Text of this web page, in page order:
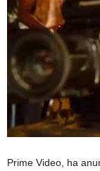
Prime Video, ha